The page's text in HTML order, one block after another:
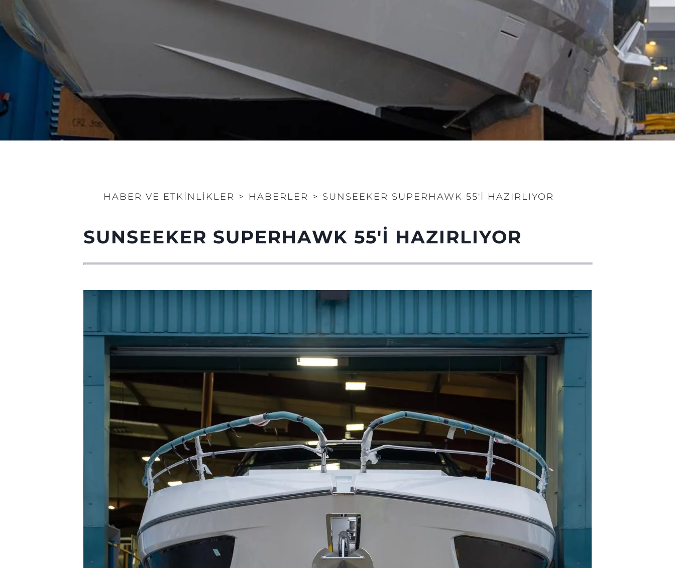
HABER VE ETKINLIKLER > HABERLER > SUNSEEKER SUPERHAWK 55'İ HAZIRLIYOR
SUNSEEKER SUPERHAWK 55'İ HAZIRLIYOR
Si̇te Hari̇tasi
İrti̇bat
Çerez Tercihleri
Privacy Policy
MODERN SLAVERY
STATEMENT
TERMS & CONDITIONS
Şi̇rket